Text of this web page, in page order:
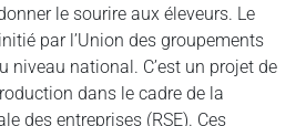
le sourire aux éleveurs. Le
par l’Union des groupements
niveau national. C’est un projet de
dans le cadre de la
des entreprises (RSE). Ces